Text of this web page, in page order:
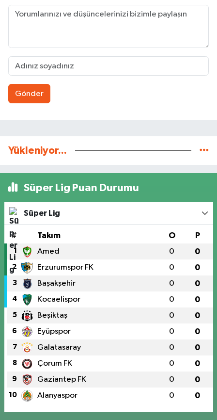
Gönder
Yükleniyor...
Süper Lig Puan Durumu
Süper Lig
# Takım O P
1 Amed 0 0
2 Erzurumspor FK 0 0
3 Başakşehir 0 0
4 Kocaelispor 0 0
5 Beşiktaş 0 0
6 Eyüpspor 0 0
7 Galatasaray 0 0
8 Çorum FK 0 0
9 Gaziantep FK 0 0
10 Alanyaspor 0 0